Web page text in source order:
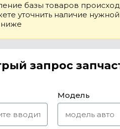
базы товаров
уточнить наличие
запрос
Модель